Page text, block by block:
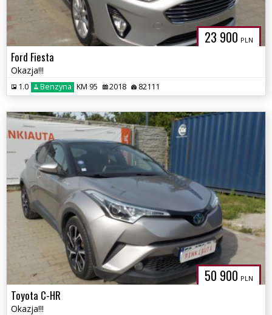
23 900 PLN
Ford Fiesta
Okazja!!!
1.0 Benzyna KM 95 2018 82111
50 900 PLN
Toyota C-HR
Okazja!!!